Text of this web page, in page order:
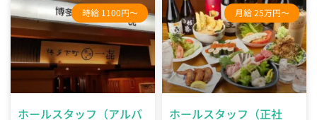
時給 1100円～
ホールスタッフ（アルバ
月給 25万円～
ホールスタッフ（正社